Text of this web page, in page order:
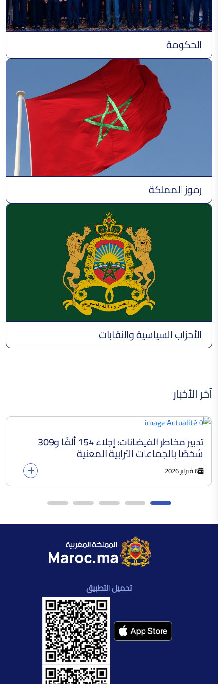
الحكومة
رموز المملكة
الأحزاب السياسية واﻟﻧﻘﺎﺑﺎت
آخر الأخبار
تدبير مخاطر الفيضانات: إجلاء 154 ألفًا و309
شخصًا بالجماعات الترابية المعنية
6 فبراير 2026
تحميل التطبيق